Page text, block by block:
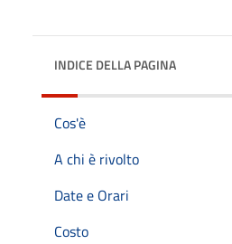
INDICE DELLA PAGINA
Cos'è
A chi è rivolto
Date e Orari
Costo